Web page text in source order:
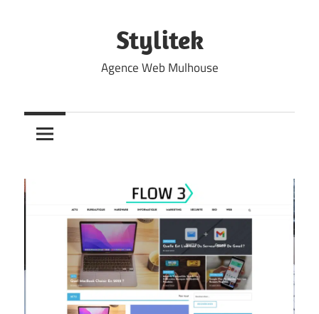
Stylitek
Agence Web Mulhouse